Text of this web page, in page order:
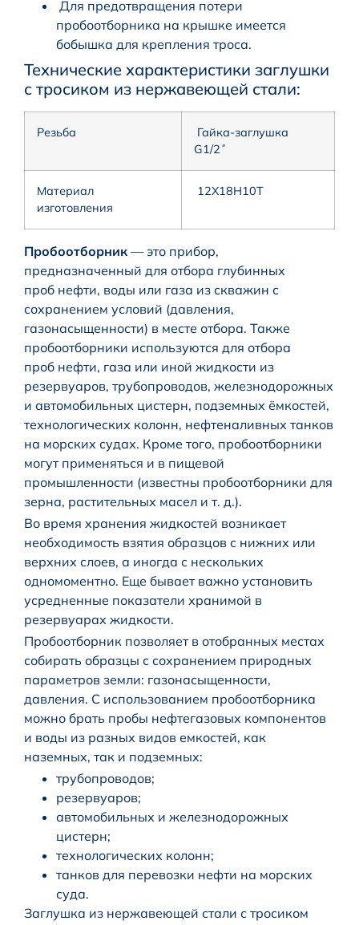
Для предотвращения потери
пробоотборника на крышке имеется
бобышка для крепления троса.
Технические характеристики заглушки
с тросиком из нержавеющей стали:
Резьба
Гайка-заглушка
G1/2˝
Материал
изготовления
12Х18Н10Т
Пробоотборник — это прибор,
предназначенный для отбора глубинных
проб нефти, воды или газа из скважин с
сохранением условий (давления,
газонасыщенности) в месте отбора. Также
пробоотборники используются для отбора
проб нефти, газа или иной жидкости из
резервуаров, трубопроводов, железнодорожных
и автомобильных цистерн, подземных ёмкостей,
технологических колонн, нефтеналивных танков
на морских судах. Кроме того, пробоотборники
могут применяться и в пищевой
промышленности (известны пробоотборники для
зерна, растительных масел и т. д.).
Во время хранения жидкостей возникает
необходимость взятия образцов с нижних или
верхних слоев, а иногда с нескольких
одномоментно. Еще бывает важно установить
усредненные показатели хранимой в
резервуарах жидкости.
Пробоотборник позволяет в отобранных местах
собирать образцы с сохранением природных
параметров земли: газонасыщенности,
давления. С использованием пробоотборника
можно брать пробы нефтегазовых компонентов
и воды из разных видов емкостей, как
наземных, так и подземных:
трубопроводов;
резервуаров;
автомобильных и железнодорожных
цистерн;
технологических колонн;
танков для перевозки нефти на морских
суда.
Заглушка из нержавеющей стали с тросиком